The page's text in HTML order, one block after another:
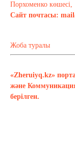
Порхоменко көшесі,
Сайт почтасы:
Жоба туралы
«Zheruiyq.kz»
және
берілген.